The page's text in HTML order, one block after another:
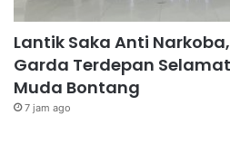
Lantik Saka Anti
Garda Terdepan
Muda Bontang
7 jam ago